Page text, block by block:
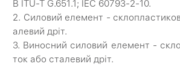
В ITU-T G.651.1; IEC 60793-2-10.
2. Силовий елемент -
алевий дріт.
3. Виносний силовий елемент -
ток або сталевий дріт.